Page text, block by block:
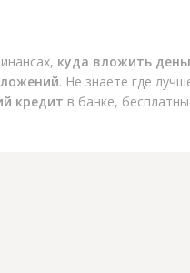
куда вложить
. Не знаете где
кредит в банке,